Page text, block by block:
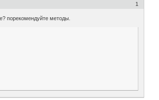
1
порекомендуйте методы.